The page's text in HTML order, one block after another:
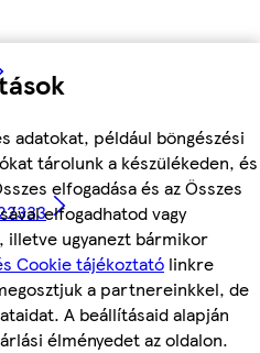
adatokat, például böngészési
tárolunk a készülékeden, és
elfogadása és az Összes
elfogadhatod vagy
illetve ugyanezt bármikor
Cookie tájékoztató linkre
a partnereinkkel, de
A beállításaid alapján
élményedet az oldalon.